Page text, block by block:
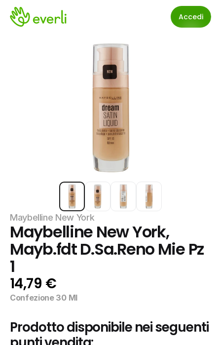
Accedi
Maybelline New York
Maybelline New York,
Mayb.fdt D.Sa.Reno Mie Pz
1
14,79 €
Confezione 30 Ml
Prodotto disponibile nei seguenti